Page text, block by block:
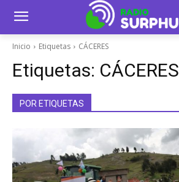
Inicio Etiquetas CÁCERES
Etiquetas: CÁCERES
POR ETIQUETAS